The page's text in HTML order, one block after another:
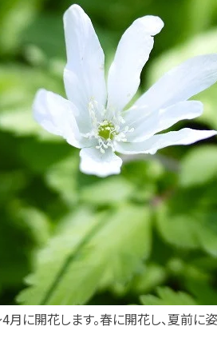
に開花します。春に開花し、夏前に